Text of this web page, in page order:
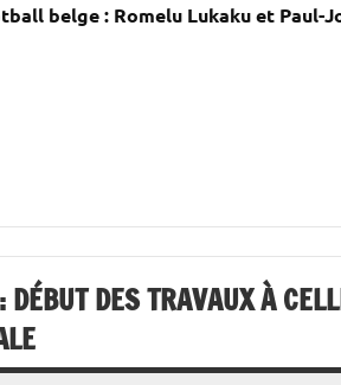
belge : Romelu Lukaku et Paul-
DES TRAVAUX À